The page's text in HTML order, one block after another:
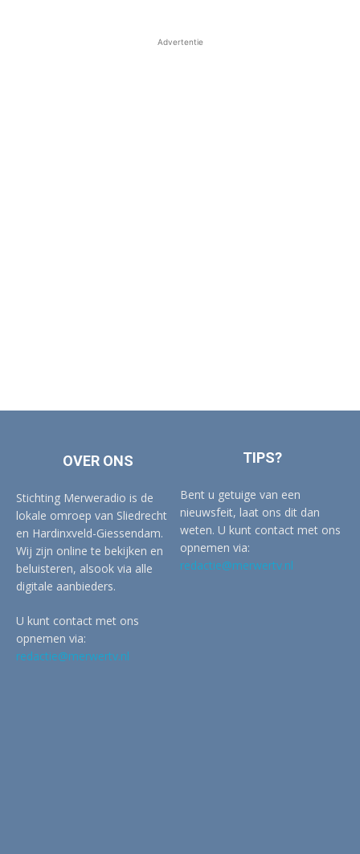
Advertentie
OVER ONS
Stichting Merweradio is de
lokale omroep van Sliedrecht
en Hardinxveld-Giessendam.
Wij zijn online te bekijken en
beluisteren, alsook via alle
digitale aanbieders.
U kunt contact met ons
opnemen via:
redactie@merwertv.nl
TIPS?
Bent u getuige van een
nieuwsfeit, laat ons dit dan
weten. U kunt contact met ons
opnemen via:
redactie@merwertv.nl